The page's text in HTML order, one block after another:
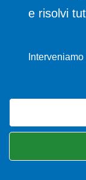
e risolvi
Interveniamo